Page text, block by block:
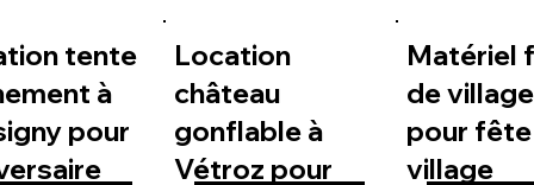
tente
à
pour
Location
château
gonflable à
Vétroz pour
Matériel
de
pour
village